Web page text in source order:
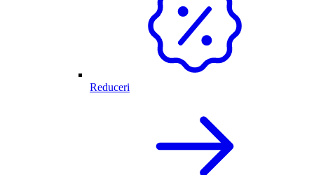
Reduceri